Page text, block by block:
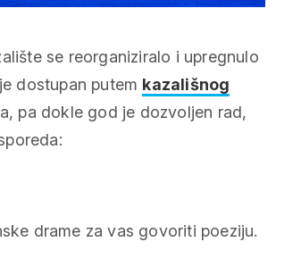
se reorganiziralo i upregnulo
dostupan putem kazališnog
pa dokle god je dozvoljen rad,
drame za vas govoriti poeziju.